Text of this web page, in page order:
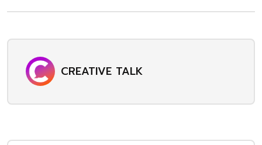
CREATIVE TALK